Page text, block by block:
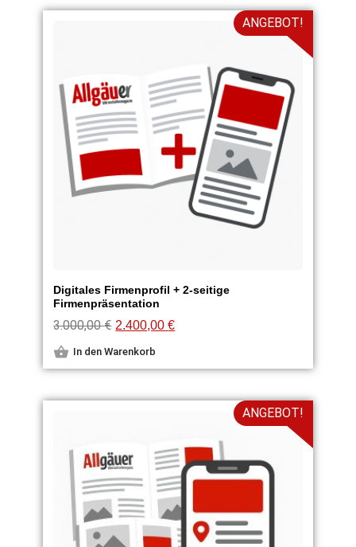
ANGEBOT!
Digitales Firmenprofil + 2-seitige
Firmenpräsentation
3.000,00€ 2.400,00€
In den Warenkorb
ANGEBOT!